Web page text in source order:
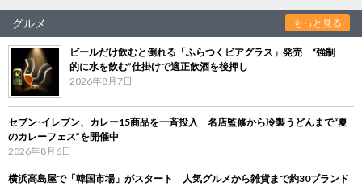
グルメ もっと見る
ビールだけ飲むと倒れる「ふらつくビアグラス」発売 “強制
的に水を飲む”仕掛けで適正飲酒を後押し
2026年8月7日
セブン‐イレブン、カレー15商品を一斉投入 名店監修から冷製うどんまで“夏
のカレーフェス”を開催中
2026年8月6日
横浜高島屋で「韓国市場」がスタート 人気グルメから雑貨まで約30ブランド